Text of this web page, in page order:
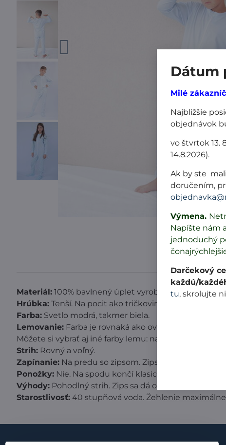
Materiál:100% bavlnený úplet vyrobený v Čechách
Hrúbka:Tenší. Na pocit ako tričkovina. Nie je elastický.
Farba:Svetlo modrá, takmer biela.
Lemovanie:Farba je rovnaká ako overal. Svetlo
Môžete si vybrať aj iné farby lemu: naturálnu, šedú.
Strih:Rovný a voľný.
Zapínanie:Na predu so zipsom. Zips je s
Ponožky:Nie. Na spodu končí klasický patent.
Výhody:Pohodlný strih. Zips sa dá otvoriť aj zo spodu.
Starostlivosť:40 stupňová voda. Žehlenie
Dátum
Milé
Najbližšie
objednávok
vo štvrtok 13.
14.8.2026).
Ak by ste
doručením,
Výmena.
Napíšte nám
jednoduchý
Darčekový
každú/
tu, skrolujte